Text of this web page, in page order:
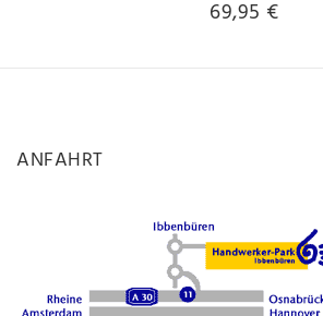
69,95 €
ANFAHRT